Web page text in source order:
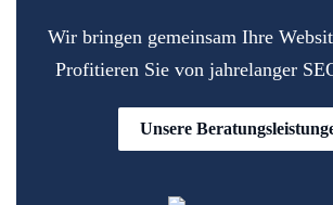
Wir bringen gemeinsam Ihre
Profitieren Sie von jahrelanger
Unsere